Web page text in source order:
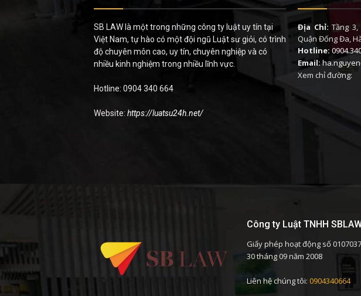
SB LAW là một trong những công ty luật uy tín tại
Việt Nam, tự hào có một đội ngũ Luật sư giỏi, có trình
độ chuyên môn cao, uy tín, chuyên nghiệp và có
nhiều kinh nghiệm trong nhiều lĩnh vực.
Hotline: 0904 340 664
Website: https://luatsu24h.net/
Địa Chỉ: Tầng
Quận Đống Đa,
Hotline:
Email:
Xem chỉ đường:
Công ty Luật TNHH
Giấy phép hoạt động số
30 tháng 09 năm 2008
Liên hệ chúng tôi: 0904340664